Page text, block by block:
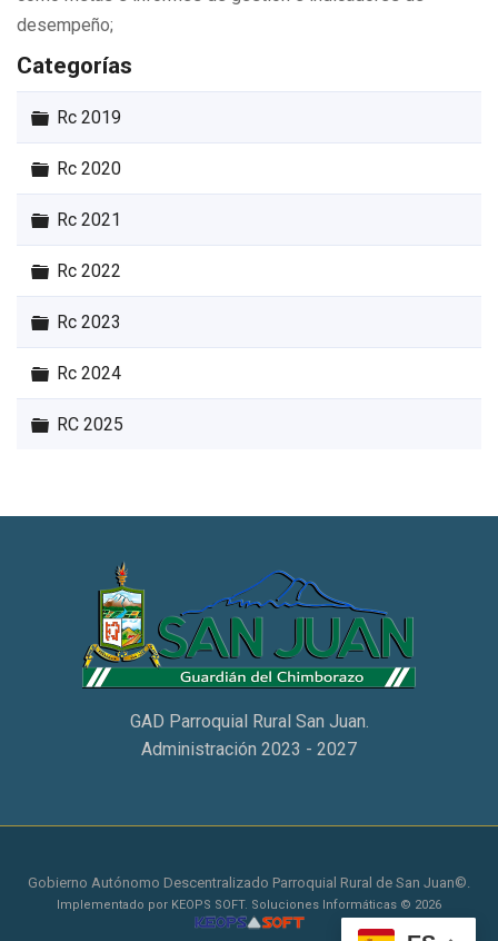
desempeño;
Categorías
Carpeta
Rc 2019
Carpeta
Rc 2020
Carpeta
Rc 2021
Carpeta
Rc 2022
Carpeta
Rc 2023
Carpeta
Rc 2024
Carpeta
RC 2025
GAD Parroquial Rural San Juan.
Administración 2023 - 2027
Gobierno Autónomo Descentralizado Parroquial Rural de San Juan©.
Implementado por KEOPS SOFT. Soluciones Informáticas © 2026